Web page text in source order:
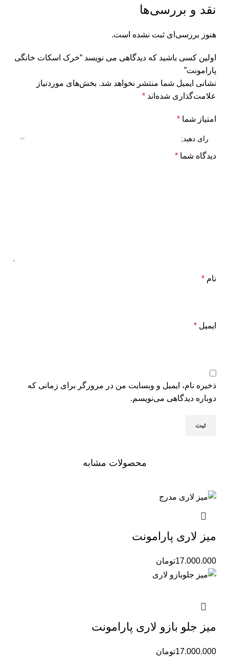
نقد و بررسی‌ها
هنوز بررسی‌ای ثبت نشده است.
اولین کسی باشید که دیدگاهی می نویسد “خرک اسکات خانگی
پارامونت”
نشانی ایمیل شما منتشر نخواهد شد. بخش‌های موردنیاز
علامت‌گذاری شده‌اند *
امتیاز شما *
دیدگاه شما *
نام *
ایمیل *
ذخیره نام، ایمیل و وبسایت من در مرورگر برای زمانی که
دوباره دیدگاهی می‌نویسم.
محصولات مشابه
میز لاری پارامونت
تومان17.000.000
میز جلو بازو لاری پارامونت
تومان17.000.000